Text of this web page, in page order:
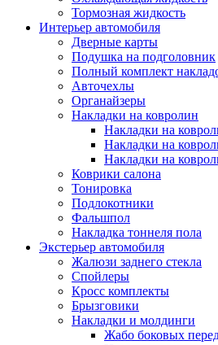
Тормозная жидкость
Интерьер автомобиля
Дверные карты
Подушка на подголовник
Полный комплект
Авточехлы
Органайзеры
Накладки на ковролин
Накладки на
Накладки на
Накладки на
Коврики салона
Тонировка
Подлокотники
Фальшпол
Накладка тоннеля пола
Экстерьер автомобиля
Жалюзи заднего стекла
Спойлеры
Кросс комплекты
Брызговики
Накладки и молдинги
Жабо боковых